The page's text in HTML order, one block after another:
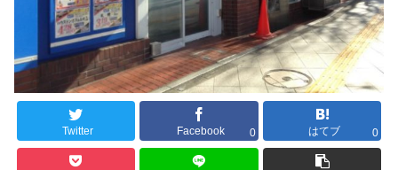
Twitter Facebook 0 はてブ 0